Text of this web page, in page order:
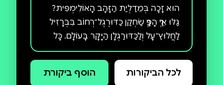
הוּא זָכָה בְּמֵדַלְיַת הַזָּהָב הָאוֹלִימְפִּית?
גַּלּוּ אֵיךְ הָפַךְ שַׂחְקַן כַּדּוּרֶגֶל־רְחוֹב בִּבְּרָזִיל
לַחֲלוּץ־עָל וְלַכַּדּוּרַגְלָן הַיָּקָר בָּעוֹלָם. כָּל
הָעֻבְדּוֹת, כָּל הַסִּפּוּרִים וְכָל הַמִּסְפָּרִים
שֶׁמֵּאֲחוֹרֵי כּוֹכַב הַכַּדּוּרֶגֶל: נֶיְמָאר!
לכל הביקורות הוסף ביקורת